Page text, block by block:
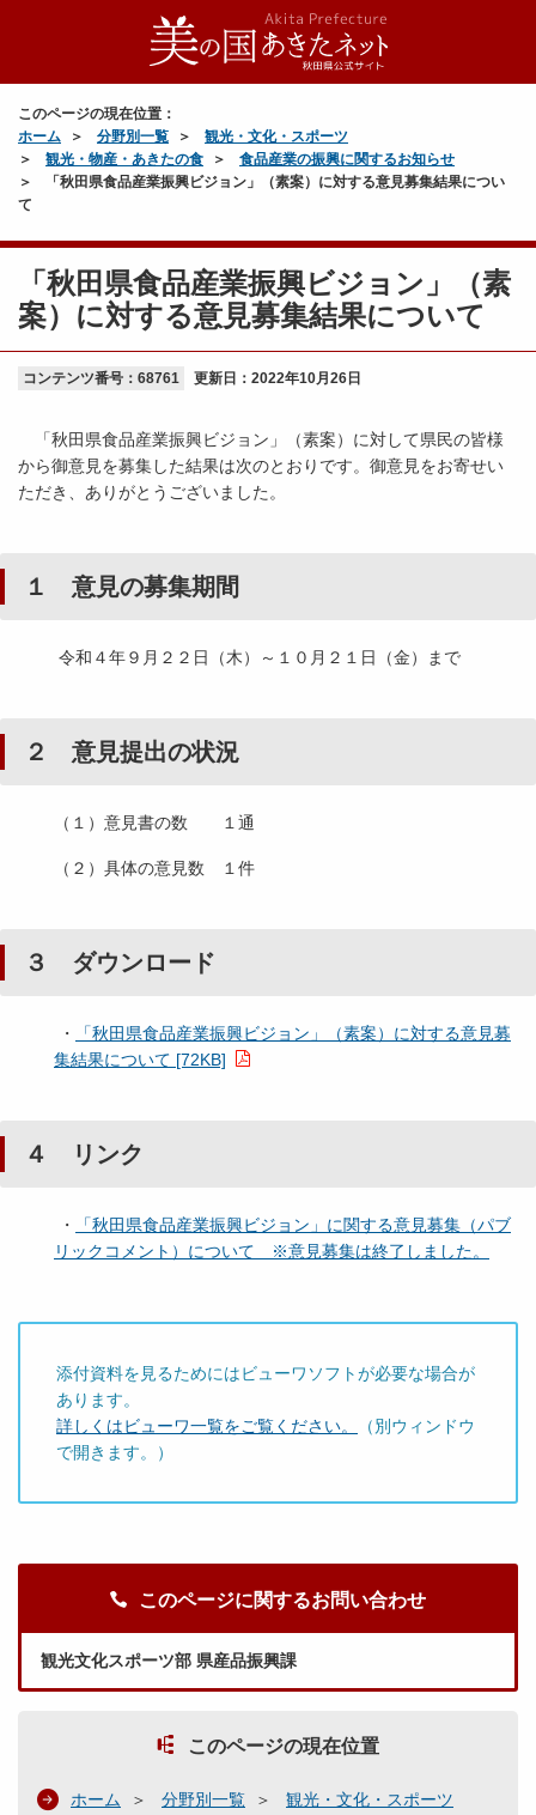
このページの現在位置：
ホーム
分野別一覧
観光・文化・スポーツ
観光・物産・あきたの食
食品産業の振興に関するお知らせ
「秋田県食品産業振興ビジョン」（素案）に対する意見募集結果につい
て
「秋田県食品産業振興ビジョン」（素
案）に対する意見募集結果について
コンテンツ番号：68761 更新日： 2022年10月26日
「秋田県食品産業振興ビジョン」（素案）に対して県民の皆様
から御意見を募集した結果は次のとおりです。御意見をお寄せい
ただき、ありがとうございました。
１ 意見の募集期間
令和４年９月２２日（木）～１０月２１日（金）まで
２ 意見提出の状況
（１）意見書の数 １通
（２）具体の意見数 １件
３ ダウンロード
・
「秋田県食品産業振興ビジョン」（素案）に対する意見募
集結果について [72KB]
４ リンク
・
「秋田県食品産業振興ビジョン」に関する意見募集（パブ
リックコメント）について ※意見募集は終了しました。
添付資料を見るためにはビューワソフトが必要な場合が
あります。
詳しくはビューワ一覧をご覧ください。
（別ウィンドウ
で開きます。）
このページに関するお問い合わせ
観光文化スポーツ部 県産品振興課
このページの現在位置
ホーム 分野別一覧
観光・文化・スポーツ